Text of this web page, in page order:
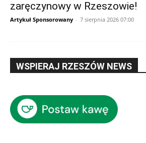
zaręczynowy w Rzeszowie!
Artykuł Sponsorowany - 7 sierpnia 2026 07:00
WSPIERAJ RZESZÓW NEWS